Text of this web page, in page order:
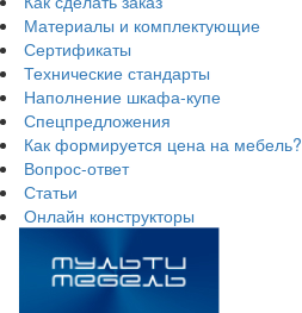
Материалы и комплектующие
Сертификаты
Технические стандарты
Наполнение шкафа-купе
Спецпредложения
Как формируется цена на мебель?
Вопрос-ответ
Статьи
Онлайн конструкторы